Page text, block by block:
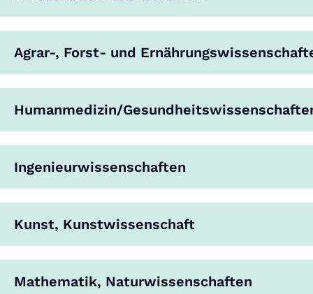
Agrar-, Forst- und
Humanmedizin/
Ingenieurwissenschaften
Kunst, Kunstwissenschaft
Mathematik, Naturwissenschaften